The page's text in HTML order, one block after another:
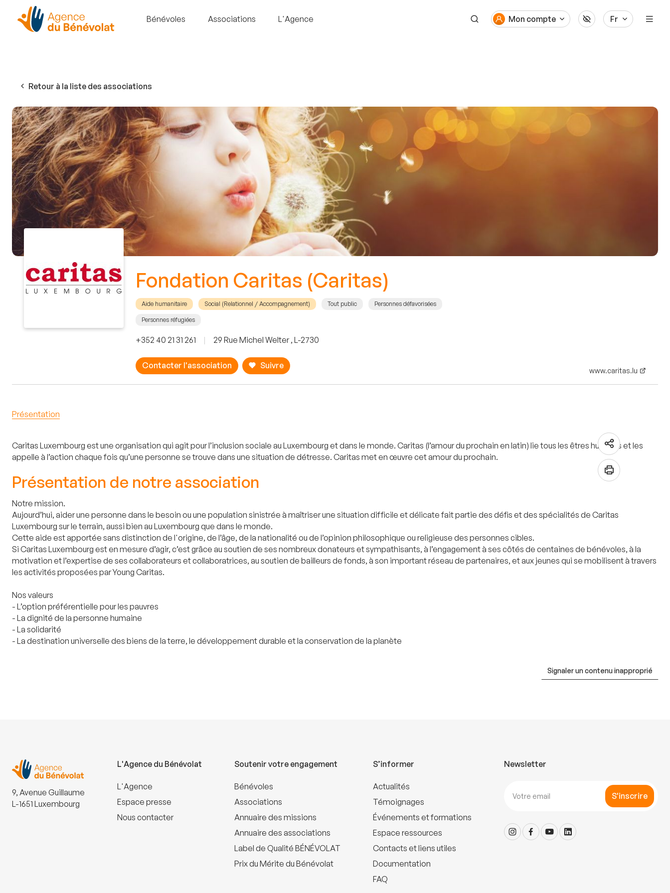
Bénévoles Associations L'Agence Mon compte Fr
Retour à la liste des associations
Fondation Caritas (Caritas)
Aide humanitaire Social (Relationnel / Accompagnement) Tout public Personnes défavorisées
Personnes réfugiées
+352 40 21 31 261 | 29 Rue Michel Welter , L-2730
Contacter l'association Suivre www.caritas.lu
Présentation
Caritas Luxembourg est une organisation qui agit pour l’inclusion sociale au Luxembourg et dans le monde. Caritas (l’amour du prochain en latin) lie tous les êtres humains et les
appelle à l’action chaque fois qu’une personne se trouve dans une situation de détresse. Caritas met en œuvre cet amour du prochain.
Présentation de notre association
Notre mission.
Aujourd’hui, aider une personne dans le besoin ou une population sinistrée à maîtriser une situation difficile et délicate fait partie des défis et des spécialités de Caritas
Luxembourg sur le terrain, aussi bien au Luxembourg que dans le monde.
Cette aide est apportée sans distinction de l'origine, de l’âge, de la nationalité ou de l’opinion philosophique ou religieuse des personnes cibles.
Si Caritas Luxembourg est en mesure d’agir, c’est grâce au soutien de ses nombreux donateurs et sympathisants, à l’engagement à ses côtés de centaines de bénévoles, à la
motivation et l’expertise de ses collaborateurs et collaboratrices, au soutien de bailleurs de fonds, à son important réseau de partenaires, et aux jeunes qui se mobilisent à travers
les activités proposées par Young Caritas.
Nos valeurs
- L’option préférentielle pour les pauvres
- La dignité de la personne humaine
- La solidarité
- La destination universelle des biens de la terre, le développement durable et la conservation de la planète
Signaler un contenu inapproprié
9, Avenue Guillaume
L-1651 Luxembourg
L'Agence du Bénévolat
L'Agence
Espace presse
Nous contacter
Soutenir votre engagement
Bénévoles
Associations
Annuaire des missions
Annuaire des associations
Label de Qualité BÉNÉVOLAT
Prix du Mérite du Bénévolat
S’informer
Actualités
Témoignages
Événements et formations
Espace ressources
Contacts et liens utiles
Documentation
FAQ
Newsletter
S'inscrire